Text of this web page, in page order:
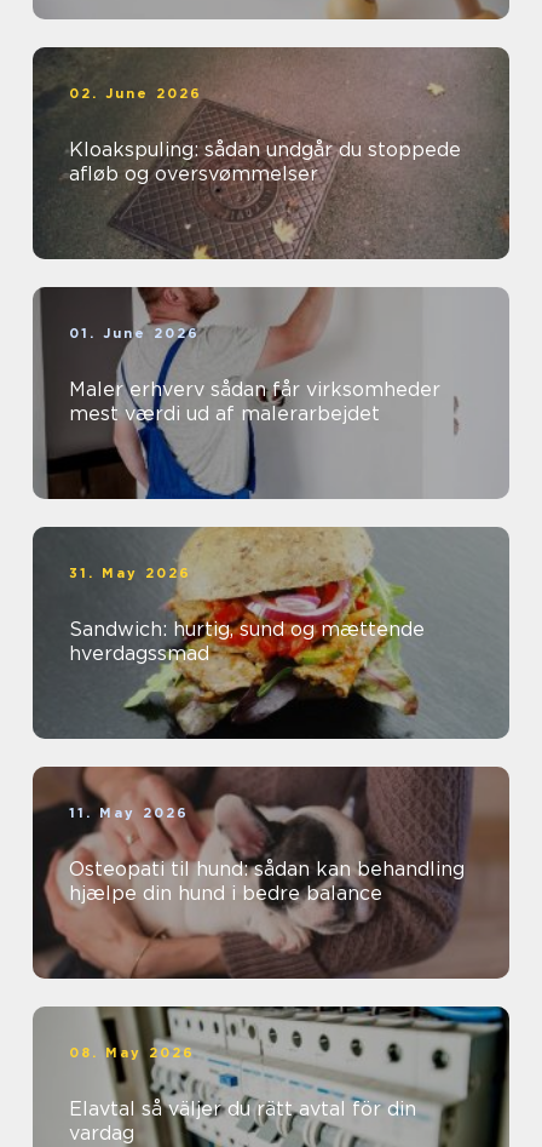
02. June 2026
Kloakspuling: sådan undgår du stoppede
afløb og oversvømmelser
01. June 2026
Maler erhverv sådan får virksomheder
mest værdi ud af malerarbejdet
31. May 2026
Sandwich: hurtig, sund og mættende
hverdagssmad
11. May 2026
Osteopati til hund: sådan kan behandling
hjælpe din hund i bedre balance
08. May 2026
Elavtal så väljer du rätt avtal för din
vardag